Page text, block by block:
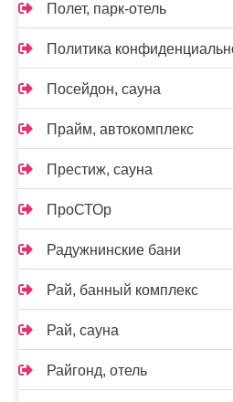
Полет, парк-отель
Политика
Посейдон, сауна
Прайм, автокомплекс
Престиж, сауна
ПроСТОр
Радужнинские бани
Рай, банный комплекс
Рай, сауна
Райгонд, отель